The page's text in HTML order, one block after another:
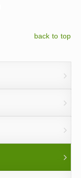
back to top